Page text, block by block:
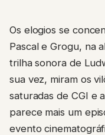
Os elogios se
Pascal e Grogu, na
trilha sonora de
sua vez, miram os
saturadas de CGI e
parece mais um
evento